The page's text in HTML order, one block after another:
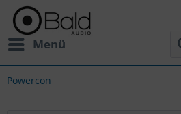
Menü
Powercon